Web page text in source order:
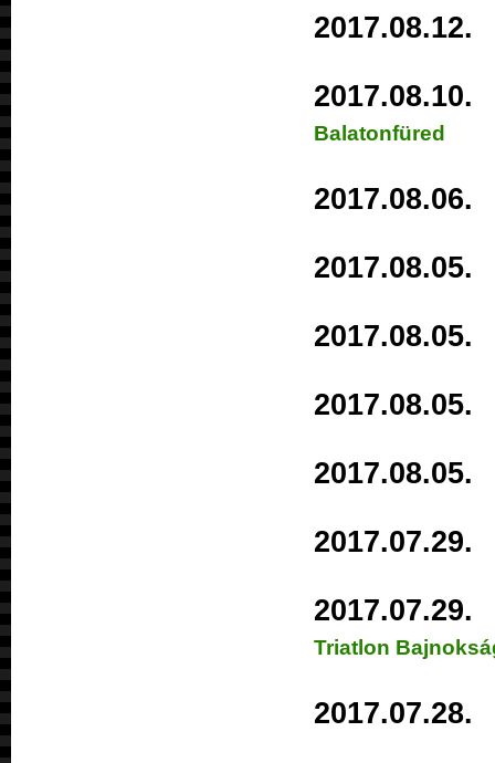
Balatonfüred
Triatlon